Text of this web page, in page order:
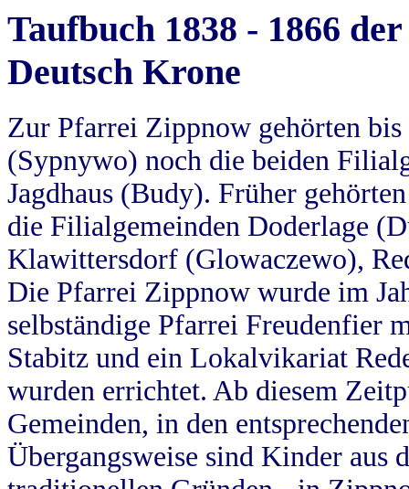
Taufbuch 1838 - 1866
Deutsch Krone
Zur Pfarrei Zippnow gehörten
(Sypnywo) noch die beiden
Jagdhaus (Budy). Früher
die Filialgemeinden Doderlage
Klawittersdorf (Glowaczewo),
Die Pfarrei Zippnow wurde im
selbständige Pfarrei Freudenfier
Stabitz und ein Lokalvikariat
wurden errichtet. Ab diesem
Gemeinden, in den
Übergangsweise sind Kinder aus